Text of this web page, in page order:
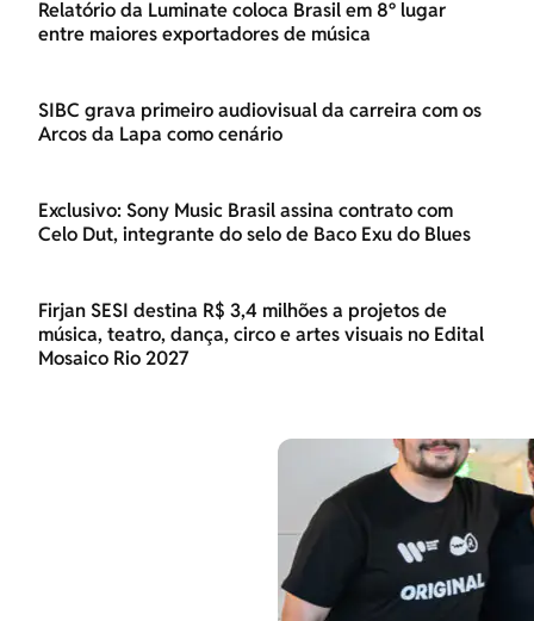
Relatório da Luminate coloca Brasil em 8º lugar
entre maiores exportadores de música
SIBC grava primeiro audiovisual da carreira com os
Arcos da Lapa como cenário
Exclusivo: Sony Music Brasil assina contrato com
Celo Dut, integrante do selo de Baco Exu do Blues
Firjan SESI destina R$ 3,4 milhões a projetos de
música, teatro, dança, circo e artes visuais no Edital
Mosaico Rio 2027